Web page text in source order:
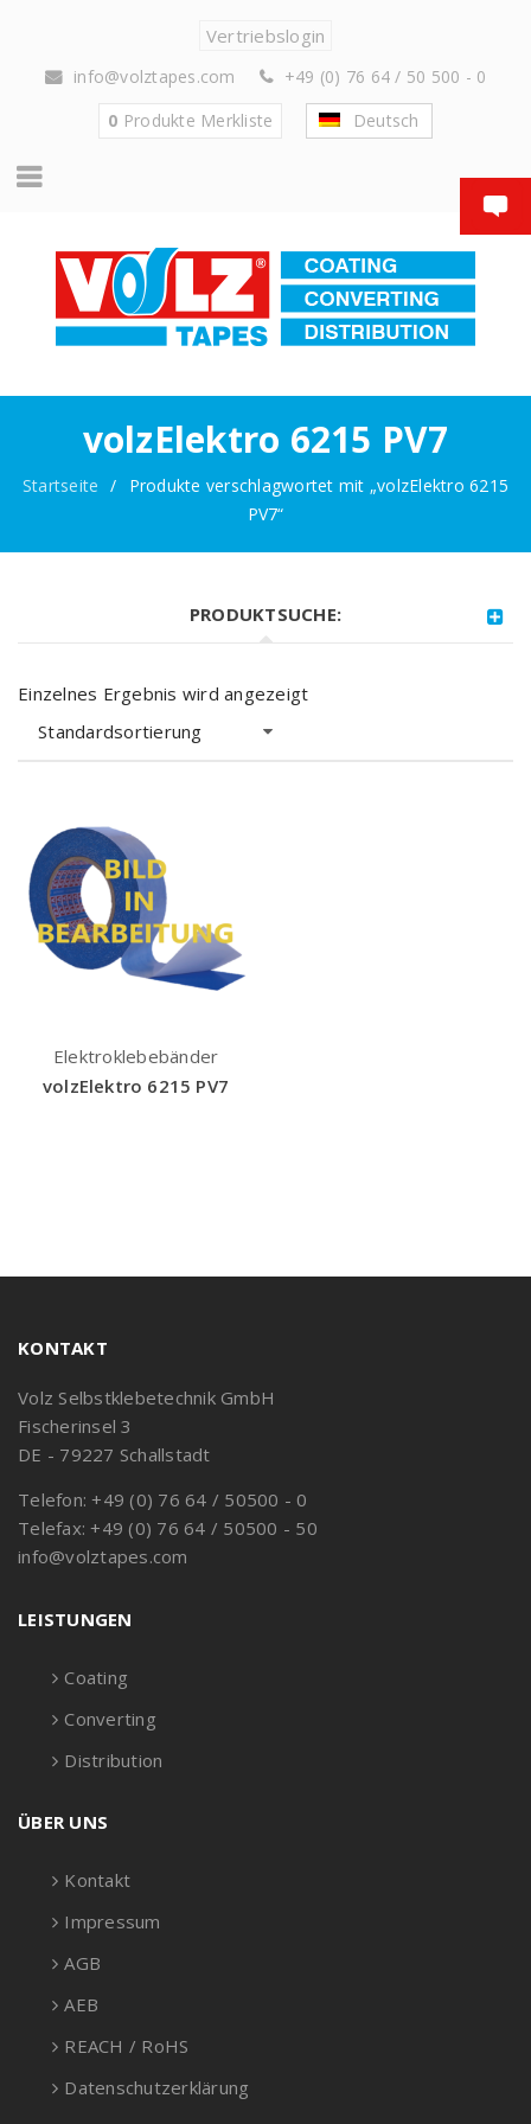
Vertriebslogin
info@volztapes.com
+49 (0) 76 64 / 50 500 - 0
0 Produkte Merkliste Deutsch
volzElektro 6215 PV7
Startseite /
Produkte verschlagwortet mit „volzElektro 6215
PV7“
PRODUKTSUCHE:
Einzelnes Ergebnis wird angezeigt
Standardsortierung
Elektroklebebänder
volzElektro 6215 PV7
KONTAKT
Volz Selbstklebetechnik GmbH
Fischerinsel 3
DE - 79227 Schallstadt
Telefon: +49 (0) 76 64 / 50500 - 0
Telefax: +49 (0) 76 64 / 50500 - 50
info@volztapes.com
LEISTUNGEN
Coating
Converting
Distribution
ÜBER UNS
Kontakt
Impressum
AGB
AEB
REACH / RoHS
Datenschutzerklärung